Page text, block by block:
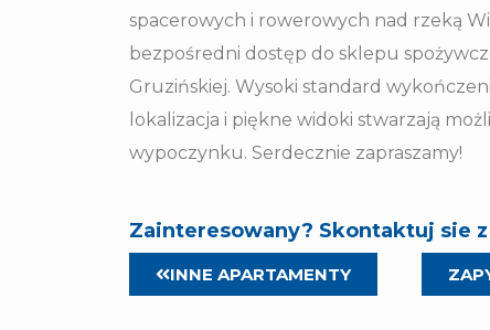
spacerowych i rowerowych nad rzeką
bezpośredni dostęp do sklepu
Gruzińskiej. Wysoki standard
lokalizacja i piękne widoki stwarzają
wypoczynku. Serdecznie zapraszamy!
Zainteresowany? Skontaktuj sie
INNE APARTAMENTY